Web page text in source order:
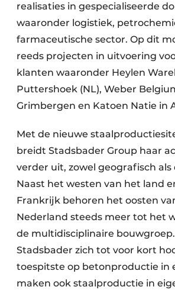
realisaties in gespecialiseerde
waaronder logistiek,
farmaceutische sector. Op dit
reeds projecten in uitvoering
klanten waaronder Heylen
Puttershoek (NL), Weber
Grimbergen en Katoen Natie in
Met de nieuwe
breidt Stadsbader Group haar
verder uit, zowel geografisch als
Naast het westen van het land
Frankrijk behoren het oosten
Nederland steeds meer tot het
de multidisciplinaire
Stadsbader zich tot voor kort
toespitste op betonproductie in
maken ook staalproductie in